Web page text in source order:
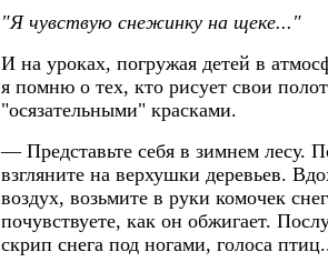
"Я чувствую снежинку на щеке..."
И на уроках, погружая детей в
я помню о тех, кто рисует свои
"осязательными" красками.
— Представьте себя в зимнем лесу.
взгляните на верхушки деревьев.
воздух, возьмите в руки комочек
почувствуете, как он обжигает.
скрип снега под ногами, голоса